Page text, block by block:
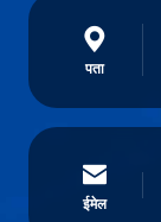
पता
ईमेल